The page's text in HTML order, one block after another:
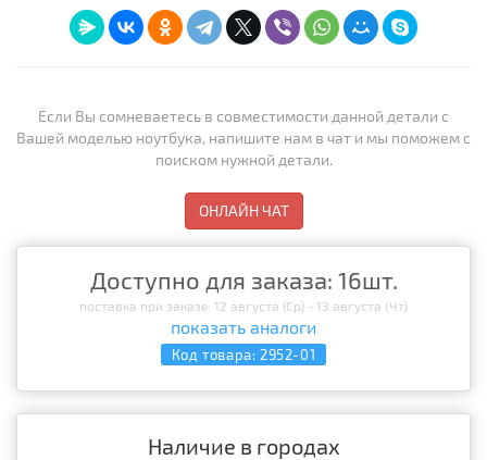
Если Вы сомневаетесь в совместимости данной детали с
Вашей моделью ноутбука, напишите нам в чат и мы поможем с
поиском нужной детали.
ОНЛАЙН ЧАТ
Доступно для заказа: 16шт.
поставка при заказе: 12 августа (Ср) - 13 августа (Чт)
показать аналоги
Код товара: 2952-01
Наличие в городах